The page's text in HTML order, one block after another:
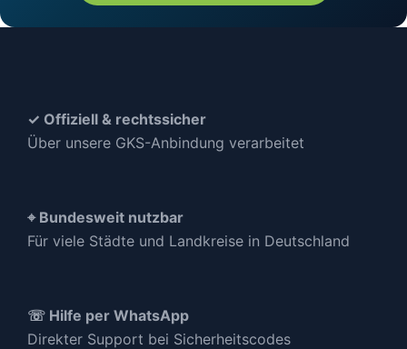
✓ Offiziell & rechtssicher
Über unsere GKS-Anbindung verarbeitet
⌖ Bundesweit nutzbar
Für viele Städte und Landkreise in Deutschland
☏ Hilfe per WhatsApp
Direkter Support bei Sicherheitscodes